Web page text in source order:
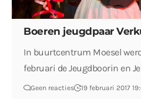
Boeren jeugdpaar
In buurtcentrum Moesel
februari de Jeugdboorin en
Geen reacties 19 februari 2017